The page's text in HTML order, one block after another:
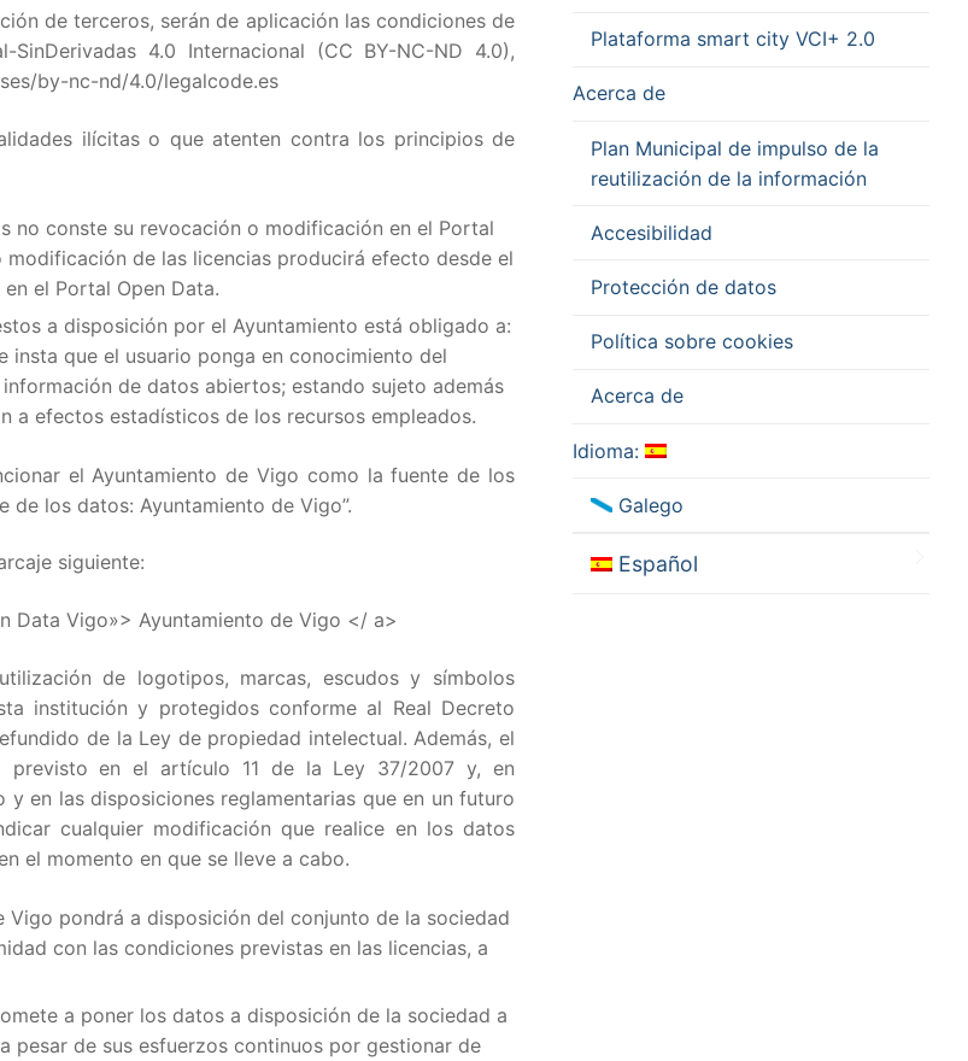
de terceros, serán de aplicación las condiciones de
4.0 Internacional (CC BY-NC-ND 4.0),
by-nc-nd/4.0/legalcode.es
ilícitas o que atenten contra los principios de
no conste su revocación o modificación en el Portal
de las licencias producirá efecto desde el
el Portal Open Data.
a disposición por el Ayuntamiento está obligado a:
insta que el usuario ponga en conocimiento del
de datos abiertos; estando sujeto además
a efectos estadísticos de los recursos empleados.
el Ayuntamiento de Vigo como la fuente de los
de los datos: Ayuntamiento de Vigo”.
siguiente:
Data Vigo»> Ayuntamiento de Vigo </ a>
de logotipos, marcas, escudos y símbolos
institución y protegidos conforme al Real Decreto
de la Ley de propiedad intelectual. Además, el
previsto en el artículo 11 de la Ley 37/2007 y, en
en las disposiciones reglamentarias que en un futuro
cualquier modificación que realice en los datos
el momento en que se lleve a cabo.
pondrá a disposición del conjunto de la sociedad
con las condiciones previstas en las licencias, a
a poner los datos a disposición de la sociedad a
de sus esfuerzos continuos por gestionar de
Plataforma smart city VCI+ 2.0
Acerca de
Plan Municipal de impulso de la
reutilización de la información
Accesibilidad
Protección de datos
Política sobre cookies
Acerca de
Idioma:
Galego
Español